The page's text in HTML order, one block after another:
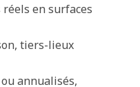
en surfaces
tiers-lieux
annualisés,